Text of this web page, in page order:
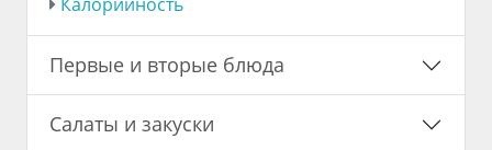
Калорийность
Первые и вторые блюда
Салаты и закуски